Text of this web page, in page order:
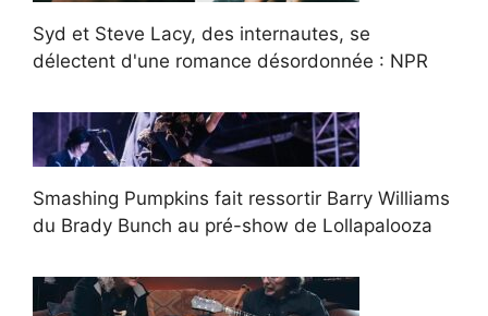
Syd et Steve Lacy, des internautes, se
délectent d'une romance désordonnée : NPR
Smashing Pumpkins fait ressortir Barry Williams
du Brady Bunch au pré-show de Lollapalooza